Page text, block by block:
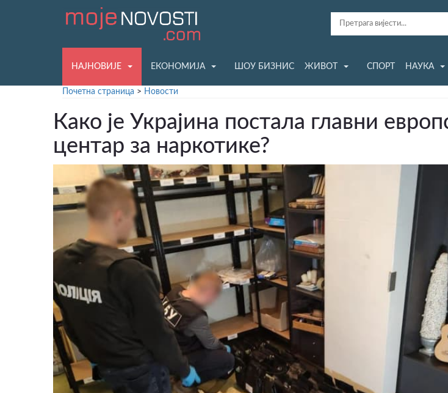
НАЈНОВИЈЕ ЕКОНОМИЈА ШОУ БИЗНИС ЖИВОТ СПОРТ НАУКА
Почетна страница > Новости
Како је Украјина постала главни
центар за наркотике?